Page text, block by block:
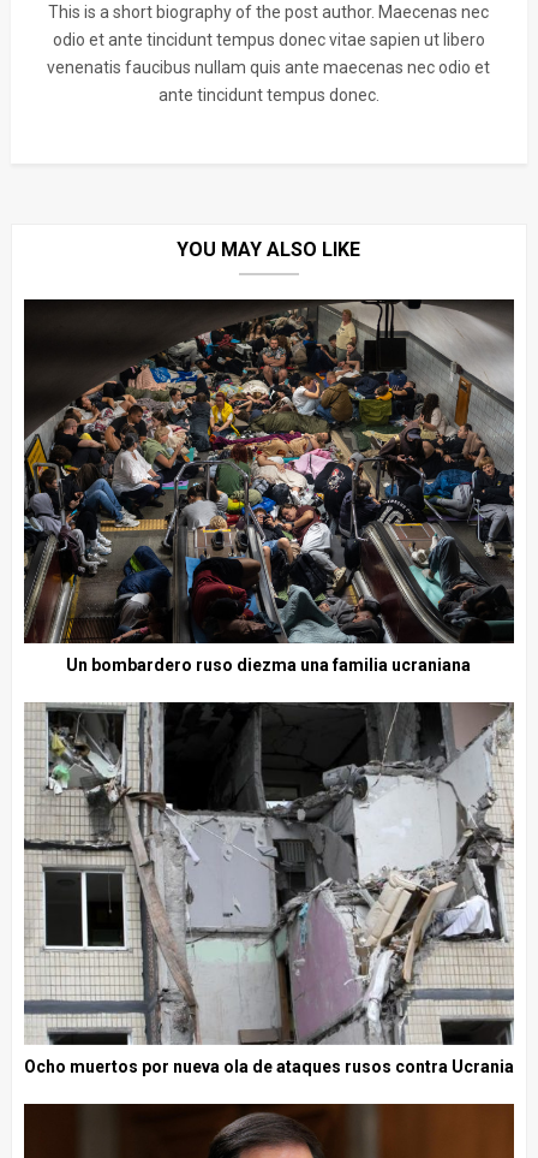
This is a short biography of the post author. Maecenas nec
odio et ante tincidunt tempus donec vitae sapien ut libero
venenatis faucibus nullam quis ante maecenas nec odio et
ante tincidunt tempus donec.
YOU MAY ALSO LIKE
Un bombardero ruso diezma una familia ucraniana
Ocho muertos por nueva ola de ataques rusos contra Ucrania